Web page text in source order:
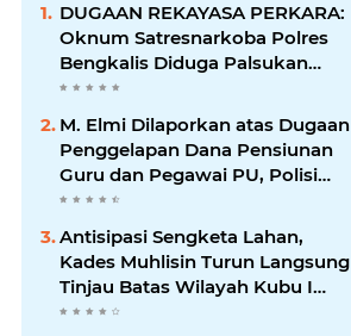
DUGAAN REKAYASA PERKARA:
Oknum Satresnarkoba Polres
Bengkalis Diduga Palsukan
Barang Bukti Hingga Paksa
Warga Hadir di TKP
M. Elmi Dilaporkan atas Dugaan
Penggelapan Dana Pensiunan
Guru dan Pegawai PU, Polisi
Pastikan Proses Hukum
Berjalan
Antisipasi Sengketa Lahan,
Kades Muhlisin Turun Langsung
Tinjau Batas Wilayah Kubu I
yang Diduga Diserobot PT Jatim